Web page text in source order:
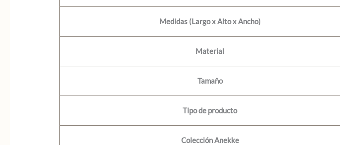
Medidas (Largo x Alto x Ancho)
Material
Tamaño
Tipo de producto
Colección Anekke